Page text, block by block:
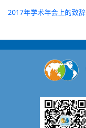
2017年学术年会上的致辞